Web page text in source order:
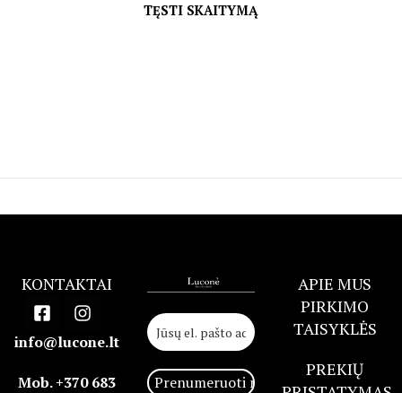
TĘSTI SKAITYMĄ
KONTAKTAI
info@lucone.lt
Mob. +370 683
APIE MUS
PIRKIMO
TAISYKLĖS
PREKIŲ